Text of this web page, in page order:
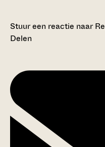
Stuur een reactie naar
Delen